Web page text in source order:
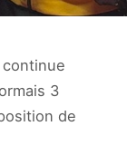
continue
3
de